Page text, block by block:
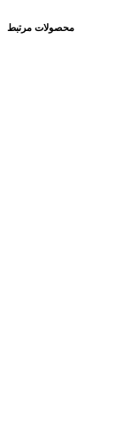
محصولات مرتبط